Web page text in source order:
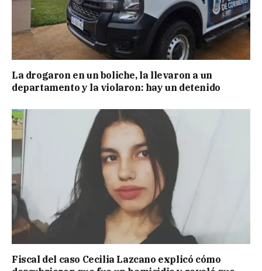
La drogaron en un boliche, la llevaron a un
departamento y la violaron: hay un detenido
Fiscal del caso Cecilia Lazcano explicó cómo